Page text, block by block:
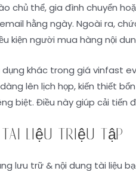
chủ thể, gia đình chuyển
hằng ngày. Ngoài ra,
kiện người mua hàng nội
khác trong giá vinfast
lên lịch họp, kiến thiết
biệt. Điều này giúp cải tiến
liệu triệu tập
lưu trữ & nội dung tài liệu